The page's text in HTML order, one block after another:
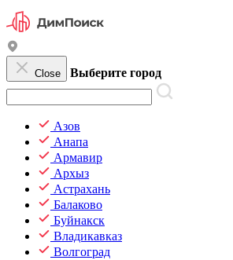
Close Выберите город
Азов
Анапа
Армавир
Архыз
Астрахань
Балаково
Буйнакск
Владикавказ
Волгоград